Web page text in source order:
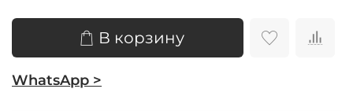
В корзину
WhatsApp >